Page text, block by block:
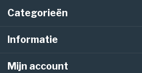
Categorieën
Informatie
Mijn account